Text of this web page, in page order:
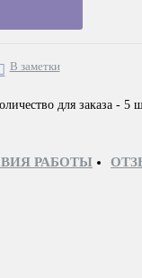
В заметки
для заказа - 5
РАБОТЫ